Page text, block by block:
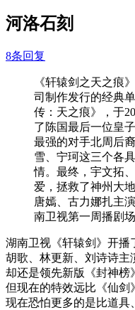
河洛石刻
8条回复
《轩辕剑之天之痕
司制作发行的经典
传：天之痕》，于
了陈国最后一位皇
最强的对手北周后
雪、宁珂这三个各
情。最终，宇文拓
爱，拯救了神州大
唐嫣、古力娜扎主
南卫视第一周播剧场
湖南卫视《轩辕剑》开播
胡歌、林更新、刘诗诗主
却还是领先新版《封神榜
但现在的特效远比《仙剑
现在恐怕更多的是比道具